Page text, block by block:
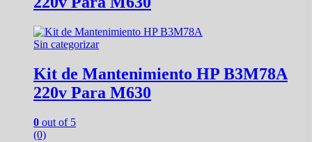
Sin categorizar
Kit de Mantenimiento HP B3M78A
220v Para M630
0 out of 5
(0)